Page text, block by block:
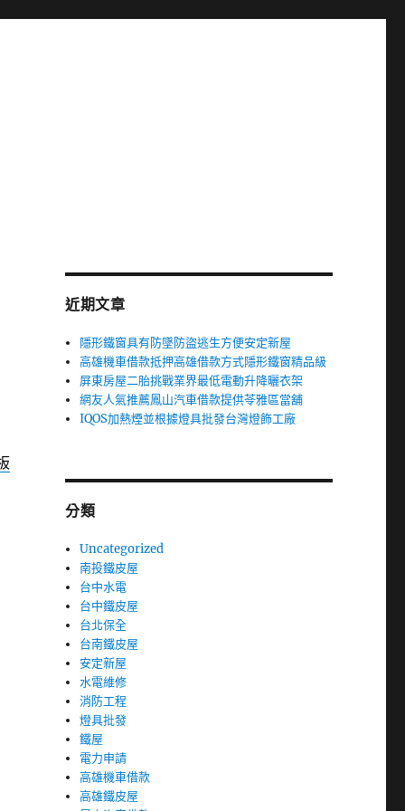
近期文章
隱形鐵窗具有防墜防盜逃生方便安定新屋
高雄機車借款抵押高雄借款方式隱形鐵窗精品級
屏東房屋二胎挑戰業界最低電動升降曬衣架
網友人氣推薦鳳山汽車借款提供苓雅區當舖
IQOS加熱煙並根據燈具批發台灣燈飾工廠
分類
Uncategorized
南投鐵皮屋
台中水電
台中鐵皮屋
台北保全
台南鐵皮屋
安定新屋
水電維修
消防工程
燈具批發
鐵屋
電力申請
高雄機車借款
高雄鐵皮屋